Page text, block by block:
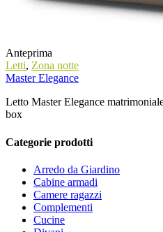
Anteprima
Letti, Zona notte
Master Elegance
Letto Master Elegance
box
Categorie prodotti
Arredo da Giardino
Cabine armadi
Camere ragazzi
Complementi
Cucine